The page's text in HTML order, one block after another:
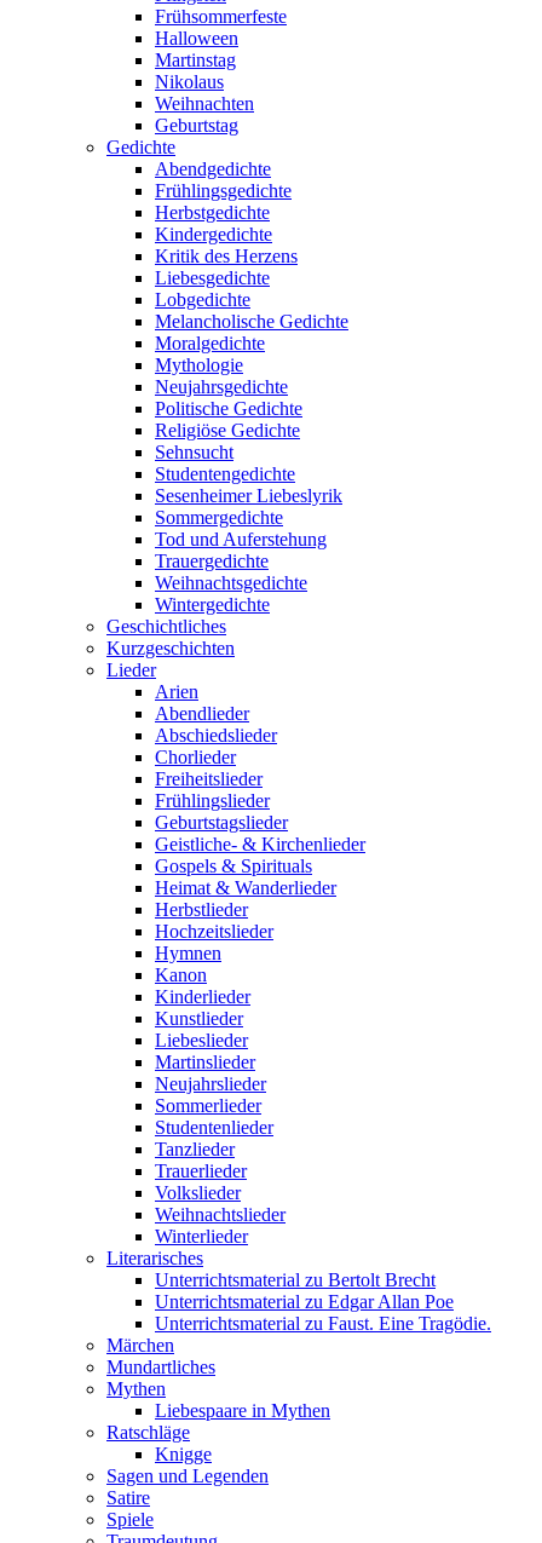
Frühsommerfeste
Halloween
Martinstag
Nikolaus
Weihnachten
Geburtstag
Gedichte
Abendgedichte
Frühlingsgedichte
Herbstgedichte
Kindergedichte
Kritik des Herzens
Liebesgedichte
Lobgedichte
Melancholische Gedichte
Moralgedichte
Mythologie
Neujahrsgedichte
Politische Gedichte
Religiöse Gedichte
Sehnsucht
Studentengedichte
Sesenheimer Liebeslyrik
Sommergedichte
Tod und Auferstehung
Trauergedichte
Weihnachtsgedichte
Wintergedichte
Geschichtliches
Kurzgeschichten
Lieder
Arien
Abendlieder
Abschiedslieder
Chorlieder
Freiheitslieder
Frühlingslieder
Geburtstagslieder
Geistliche- & Kirchenlieder
Gospels & Spirituals
Heimat & Wanderlieder
Herbstlieder
Hochzeitslieder
Hymnen
Kanon
Kinderlieder
Kunstlieder
Liebeslieder
Martinslieder
Neujahrslieder
Sommerlieder
Studentenlieder
Tanzlieder
Trauerlieder
Volkslieder
Weihnachtslieder
Winterlieder
Literarisches
Unterrichtsmaterial zu Bertolt Brecht
Unterrichtsmaterial zu Edgar Allan Poe
Unterrichtsmaterial zu Faust. Eine Tragödie.
Märchen
Mundartliches
Mythen
Liebespaare in Mythen
Ratschläge
Knigge
Sagen und Legenden
Satire
Spiele